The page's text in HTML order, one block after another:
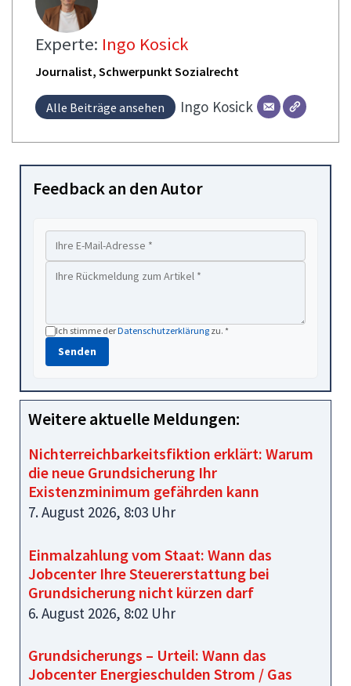
Experte: Ingo Kosick
Journalist, Schwerpunkt Sozialrecht
Alle Beiträge ansehen Ingo Kosick
Feedback an den Autor
Ich stimme derDatenschutzerklärung zu. *
Senden
Weitere aktuelle Meldungen:
Nichterreichbarkeitsfiktion erklärt: Warum
die neue Grundsicherung Ihr
Existenzminimum gefährden kann
7. August 2026, 8:03 Uhr
Einmalzahlung vom Staat: Wann das
Jobcenter Ihre Steuererstattung bei
Grundsicherung nicht kürzen darf
6. August 2026, 8:02 Uhr
Grundsicherungs – Urteil: Wann das
Jobcenter Energieschulden Strom / Gas